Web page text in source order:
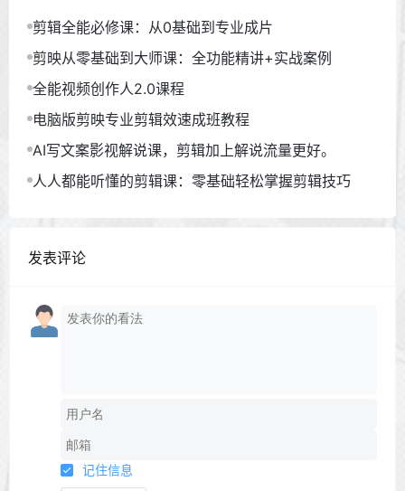
剪辑全能必修课：从0基础到专业成片
剪映从零基础到大师课：全功能精讲+实战案例
全能视频创作人2.0课程
电脑版剪映专业剪辑效速成班教程
AI写文案影视解说课，剪辑加上解说流量更好。
人人都能听懂的剪辑课：零基础轻松掌握剪辑技巧
发表评论
记住信息